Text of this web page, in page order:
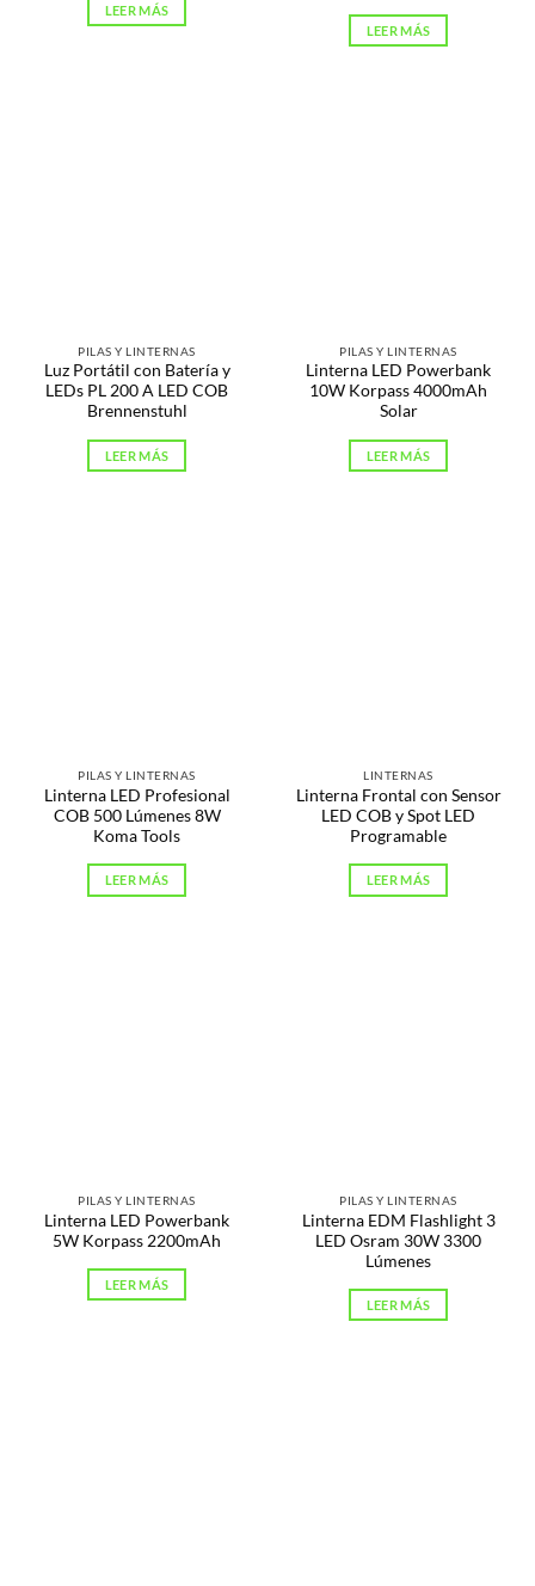
LEER MÁS
LEER MÁS
PILAS Y LINTERNAS
Luz Portátil con Batería y
LEDs PL 200 A LED COB
Brennenstuhl
LEER MÁS
PILAS Y LINTERNAS
Linterna LED Powerbank
10W Korpass 4000mAh
Solar
LEER MÁS
PILAS Y LINTERNAS
Linterna LED Profesional
COB 500 Lúmenes 8W
Koma Tools
LEER MÁS
LINTERNAS
Linterna Frontal con Sensor
LED COB y Spot LED
Programable
LEER MÁS
PILAS Y LINTERNAS
Linterna LED Powerbank
5W Korpass 2200mAh
LEER MÁS
PILAS Y LINTERNAS
Linterna EDM Flashlight 3
LED Osram 30W 3300
Lúmenes
LEER MÁS